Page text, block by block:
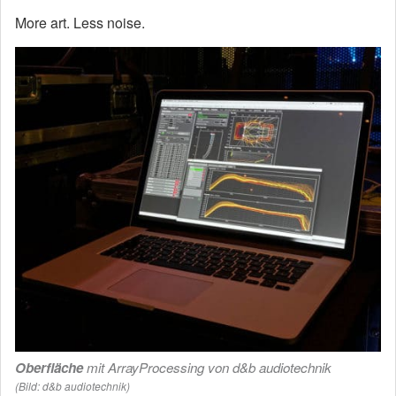
More art. Less noise.
Oberflächemit ArrayProcessing von d&b audiotechnik
(Bild: d&b audiotechnik)